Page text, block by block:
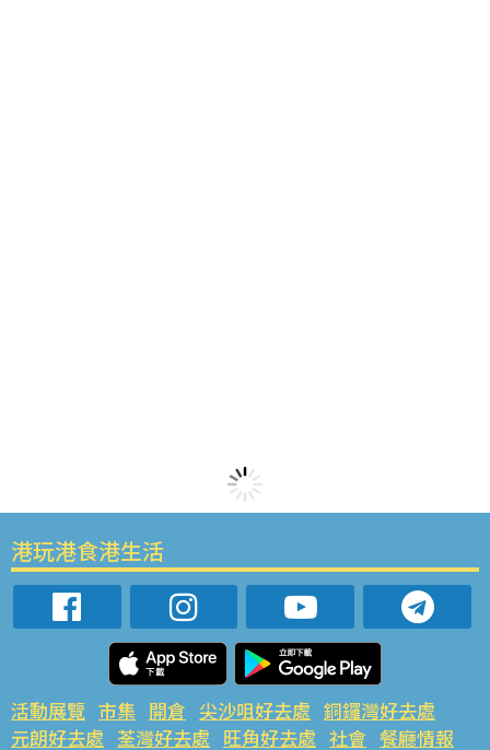
港玩港食港生活
活動展覽 市集 開倉 尖沙咀好去處 銅鑼灣好去處
元朗好去處 荃灣好去處 旺角好去處 社會 餐廳情報